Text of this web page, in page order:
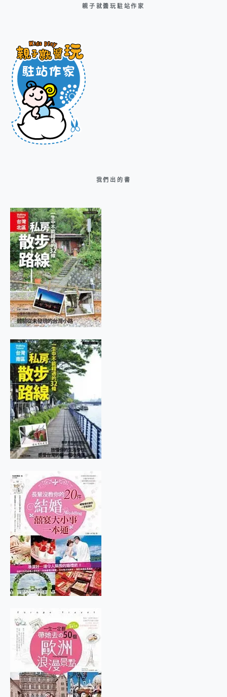
親子就醬玩駐站作家
我們出的書